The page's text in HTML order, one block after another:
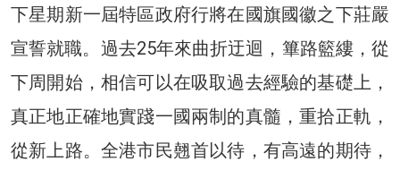
下星期新一屆特區政府行將在國旗國徽之下莊嚴
宣誓就職。過去25年來曲折迂迴，篳路籃縷，從
下周開始，相信可以在吸取過去經驗的基礎上，
真正地正確地實踐一國兩制的真髓，重拾正軌，
從新上路。全港市民翹首以待，有高遠的期待，